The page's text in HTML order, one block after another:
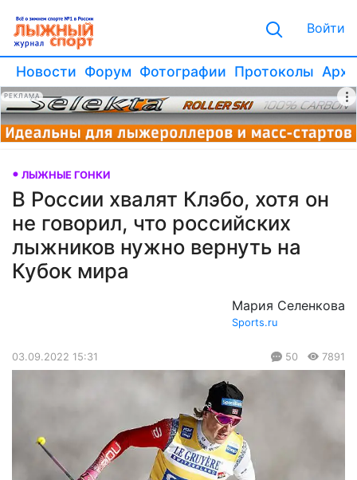
Войти
Новости Форум Фотографии Протоколы
РЕКЛАМА
ЛЫЖНЫЕ ГОНКИ
В России хвалят Клэбо, хотя он
не говорил, что российских
лыжников нужно вернуть на
Кубок мира
Мария Селенкова
Sports.ru
03.09.2022 15:31 50 7891